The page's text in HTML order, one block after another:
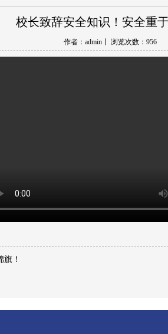
校长致辞安全知识！安全重
作者：admin丨 浏览次数： 956
！